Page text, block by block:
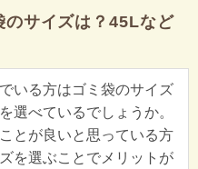
のサイズは？45Lなど
いる方はゴミ袋のサイズ
選べているでしょうか。
とが良いと思っている方
を選ぶことでメリットが